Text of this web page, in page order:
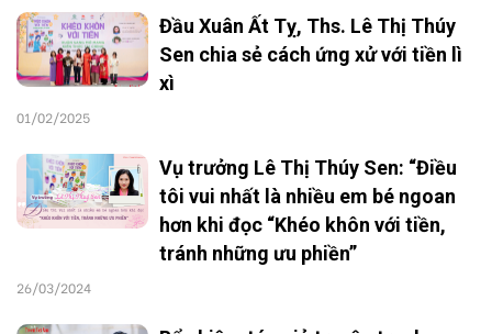
Đầu Xuân Ất Tỵ, Ths. Lê Thị Thúy
Sen chia sẻ cách ứng xử với tiền lì
xì
01/02/2025
Vụ trưởng Lê Thị Thúy Sen: “Điều
tôi vui nhất là nhiều em bé ngoan
hơn khi đọc “Khéo khôn với tiền,
tránh những ưu phiền”
26/03/2024